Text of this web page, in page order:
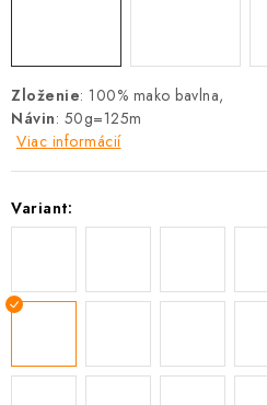
Zloženie: 100% mako bavlna,
Návin: 50g=125m
Viac informácií
Variant: